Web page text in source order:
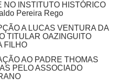
NO INSTITUTO HISTÓRICO
Pereira Rego
A LUCAS VENTURA DA
TITULAR OAZINGUITO
FILHO
AO PADRE THOMAS
PELO ASSOCIADO